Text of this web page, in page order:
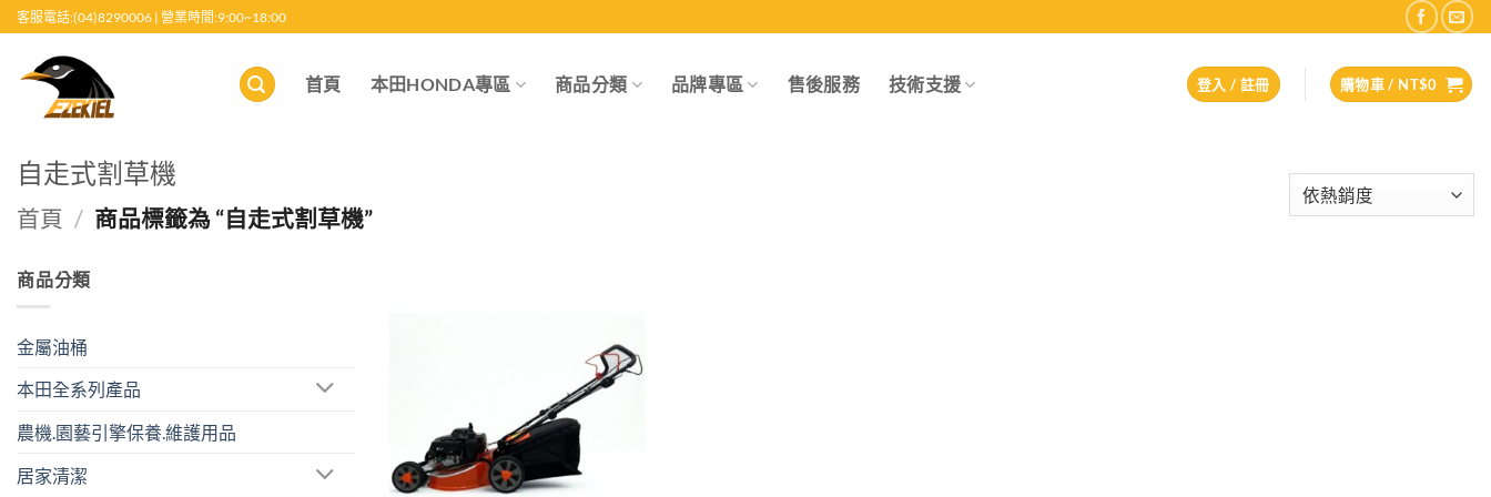
至
客服電話:(04)8290006 | 營業時間:9:00~18:00
首頁 本田HONDA專區 商品分類 品牌專區 售後服務 技術支援 登入 / 註冊 購物車 / NT$0
自走式割草機
首頁 / 商品標籤為 “自走式割草機”
商品分類
金屬油桶
本田全系列產品
農機.園藝引擎保養.維護用品
居家清潔
wishlist